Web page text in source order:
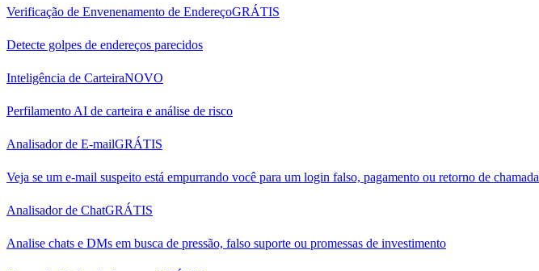
Verificação de Envenenamento de EndereçoGRÁTIS
Detecte golpes de endereços parecidos
Inteligência de CarteiraNOVO
Perfilamento AI de carteira e análise de risco
Analisador de E-mailGRÁTIS
Veja se um e-mail suspeito está empurrando você para um login falso, pagamento ou retorno de chamada
Analisador de ChatGRÁTIS
Analise chats e DMs em busca de pressão, falso suporte ou promessas de investimento